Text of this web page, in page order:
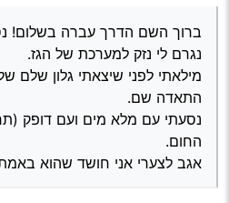
מה כוונתך? נסעתי עם מלא
על מד החום.
אגב לצערי אני חושד שהוא
ברוך השם הדרך עברה בשלום!
נגרם לי נזק למערכת של הגז.
מילאתי לפני שיצאתי גלון שלם
התאדה שם.
נסעתי עם מלא מים ועם דופק
החום.
אגב לצערי אני חושד שהוא באמת